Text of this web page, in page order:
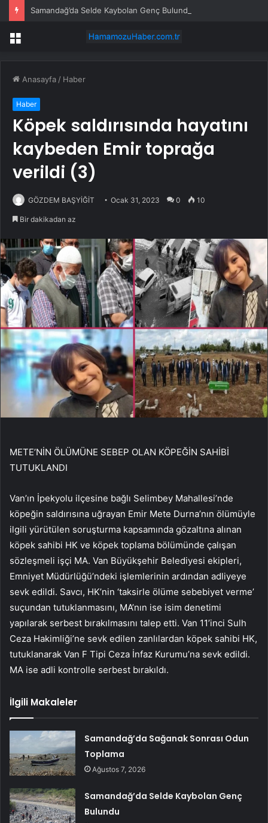
Samandağ’da Selde Kaybolan Genç Bulundu
Menü
Anasayfa / Haber
Haber
Köpek saldırısında hayatını
kaybeden Emir toprağa
verildi (3)
GÖZDEM BAŞYİĞİT Ocak 31, 2023 0 10
Bir dakikadan az
METE’NİN ÖLÜMÜNE SEBEP OLAN KÖPEĞİN SAHİBİ
TUTUKLANDI
Van’ın İpekyolu ilçesine bağlı Selimbey Mahallesi’nde
köpeğin saldırısına uğrayan Emir Mete Durna’nın ölümüyle
ilgili yürütülen soruşturma kapsamında gözaltına alınan
köpek sahibi HK ve köpek toplama bölümünde çalışan
sözleşmeli işçi MA. Van Büyükşehir Belediyesi ekipleri,
Emniyet Müdürlüğü’ndeki işlemlerinin ardından adliyeye
sevk edildi. Savcı, HK’nin ‘taksirle ölüme sebebiyet verme’
suçundan tutuklanmasını, MA’nın ise isim denetimi
yapılarak serbest bırakılmasını talep etti. Van 11’inci Sulh
Ceza Hakimliği’ne sevk edilen zanlılardan köpek sahibi HK,
tutuklanarak Van F Tipi Ceza İnfaz Kurumu’na sevk edildi.
MA ise adli kontrolle serbest bırakıldı.
İlgili Makaleler
Samandağ’da Sağanak Sonrası Odun
Toplama
Ağustos 7, 2026
Samandağ’da Selde Kaybolan Genç
Bulundu